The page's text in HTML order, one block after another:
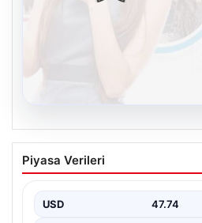
Kelebek sohbet
İletişimin Güvenli
Sanal çağında insanların kaliteli
Piyasa Verileri
USD 47.74